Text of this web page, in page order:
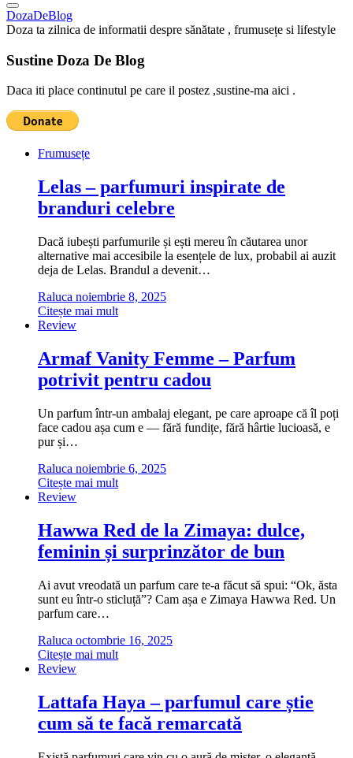
DozaDeBlog
Doza ta zilnica de informatii despre sănătate , frumusețe si lifestyle
Sustine Doza De Blog
Daca iti place continutul pe care il postez ,sustine-ma aici .
Frumusețe
Lelas – parfumuri inspirate de
branduri celebre
Dacă iubești parfumurile și ești mereu în căutarea unor
alternative mai accesibile la esențele de lux, probabil ai auzit
deja de Lelas. Brandul a devenit…
Raluca noiembrie 8, 2025
Citește mai mult
Review
Armaf Vanity Femme – Parfum
potrivit pentru cadou
Un parfum într-un ambalaj elegant, pe care aproape că îl poți
face cadou așa cum e — fără fundițe, fără hârtie lucioasă, e
pur și…
Raluca noiembrie 6, 2025
Citește mai mult
Review
Hawwa Red de la Zimaya: dulce,
feminin și surprinzător de bun
Ai avut vreodată un parfum care te-a făcut să spui: “Ok, ăsta
sunt eu într-o sticluță”? Cam așa e Zimaya Hawwa Red. Un
parfum care…
Raluca octombrie 16, 2025
Citește mai mult
Review
Lattafa Haya – parfumul care știe
cum să te facă remarcată